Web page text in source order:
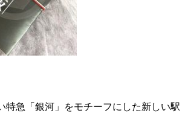
特急「銀河」をモチーフにした新しい駅